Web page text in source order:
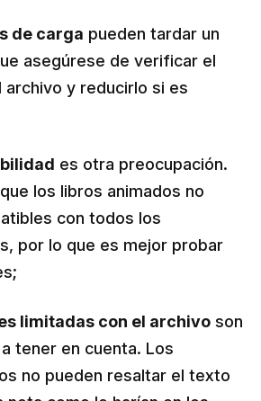
de carga pueden tardar un
asegúrese de verificar el
archivo y reducirlo si es
es otra preocupación.
los libros animados no
con todos los
por lo que es mejor probar
limitadas con el archivo son
tener en cuenta. Los
no pueden resaltar el texto